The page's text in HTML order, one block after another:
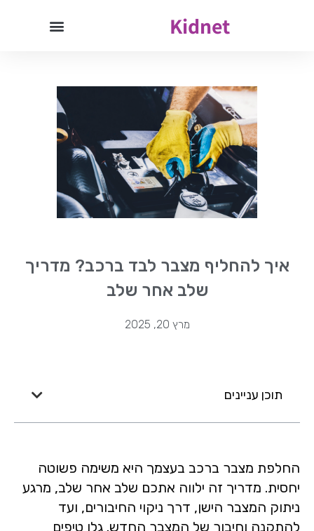
Kidnet
איך להחליף מצבר לבד ברכב? מדריך
שלב אחר שלב
מרץ 20, 2025
תוכן עניינים
החלפת מצבר ברכב בעצמך היא משימה פשוטה
יחסית. מדריך זה ילווה אתכם שלב אחר שלב, מרגע
ניתוק המצבר הישן, דרך ניקוי החיבורים, ועד
להתקנה וחיבור של המצבר החדש. גלו טיפים